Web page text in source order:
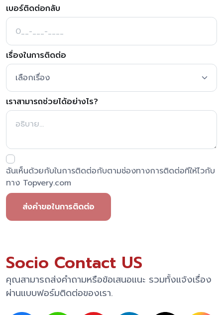
เบอร์ติดต่อกลับ
เรื่องในการติดต่อ
เราสามารถช่วยได้อย่างไร?
ฉันเห็นด้วยกับในการติดต่อกับตามช่องทางการติดต่อทีให้ไวกับ
ทาง Topvery.com
ส่งคำขอในการติดต่อ
Socio Contact US
คุณสามารถส่งคำถามหรือข้อเสนอแนะ รวมทั้งแจ้งเรื่อง
ผ่านแบบฟอร์มติดต่อของเรา.